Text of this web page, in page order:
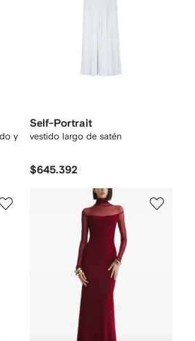
y
Self-Portrait
vestido largo de satén
$645.392